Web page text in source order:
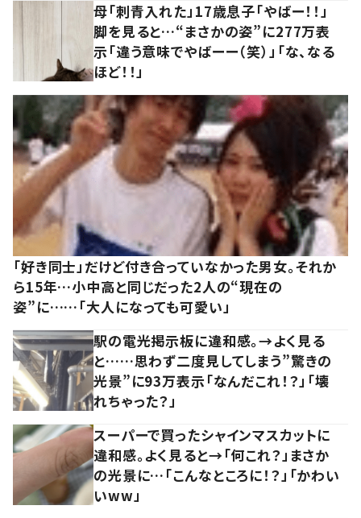
母「刺青入れた」17歳息子「やばー！！」
脚を見ると…“まさかの姿”に277万表
示「違う意味でやばーー（笑）」「な、なる
ほど！！」
「好き同士」だけど付き合っていなかった男女。それか
ら15年…小中高と同じだった2人の“現在の
姿”に……「大人になっても可愛い」
駅の電光掲示板に違和感。→よく見る
と……思わず二度見してしまう”驚きの
光景”に93万表示「なんだこれ！？」「壊
れちゃった？」
スーパーで買ったシャインマスカットに
違和感。よく見ると→「何これ？」まさか
の光景に…「こんなところに！？」「かわい
いww」